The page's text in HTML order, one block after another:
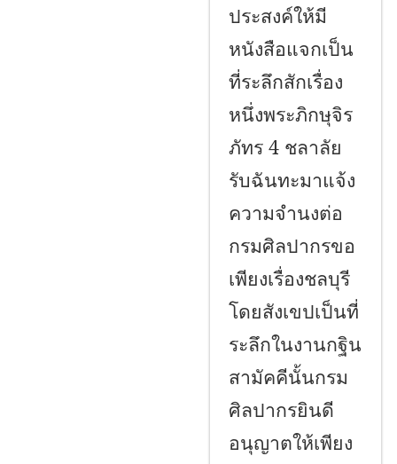
ประสงค์ให้มี
หนังสือแจกเป็น
ที่ระลึกสักเรื่อง
หนึ่งพระภิกษุจิร
ภัทร 4 ชลาลัย
รับฉันทะมาแจ้ง
ความจำนงต่อ
กรมศิลปากรขอ
เพียงเรื่องชลบุรี
โดยสังเขปเป็นที่
ระลึกในงานกฐิน
สามัคคีนั้นกรม
ศิลปากรยินดี
อนุญาตให้เพียง